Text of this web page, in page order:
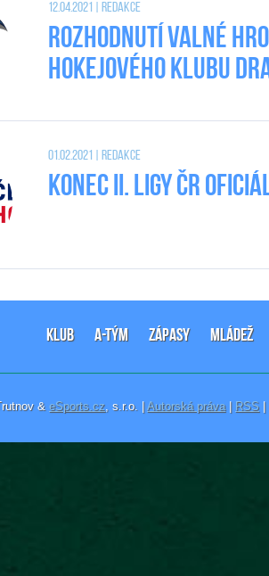
12.04.2021 | Redakce
Rozhodnutí valné
Hokejového klubu
01.02.2021 | Redakce
Konec II. Ligy ČR
KLUB A-TÝM ZÁPASY MLÁDEŽ
& eSports.cz, s.r.o. |Autorská práva| RSS |